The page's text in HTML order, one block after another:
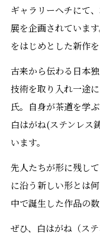
ギャラリーヘチにて
展を企画されていま
をはじめとした新作
古来から伝わる日本
技術を取り入れ一途
氏。自身が茶道を学
白はがね(ステンレス
います。
先人たちが形に残し
に沿う新しい形とは
中で誕生した作品の数
ぜひ、白はがね（ス